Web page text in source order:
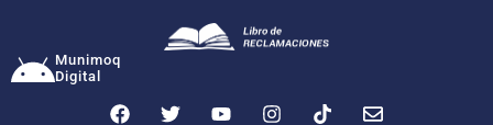
Munimoq
Digital